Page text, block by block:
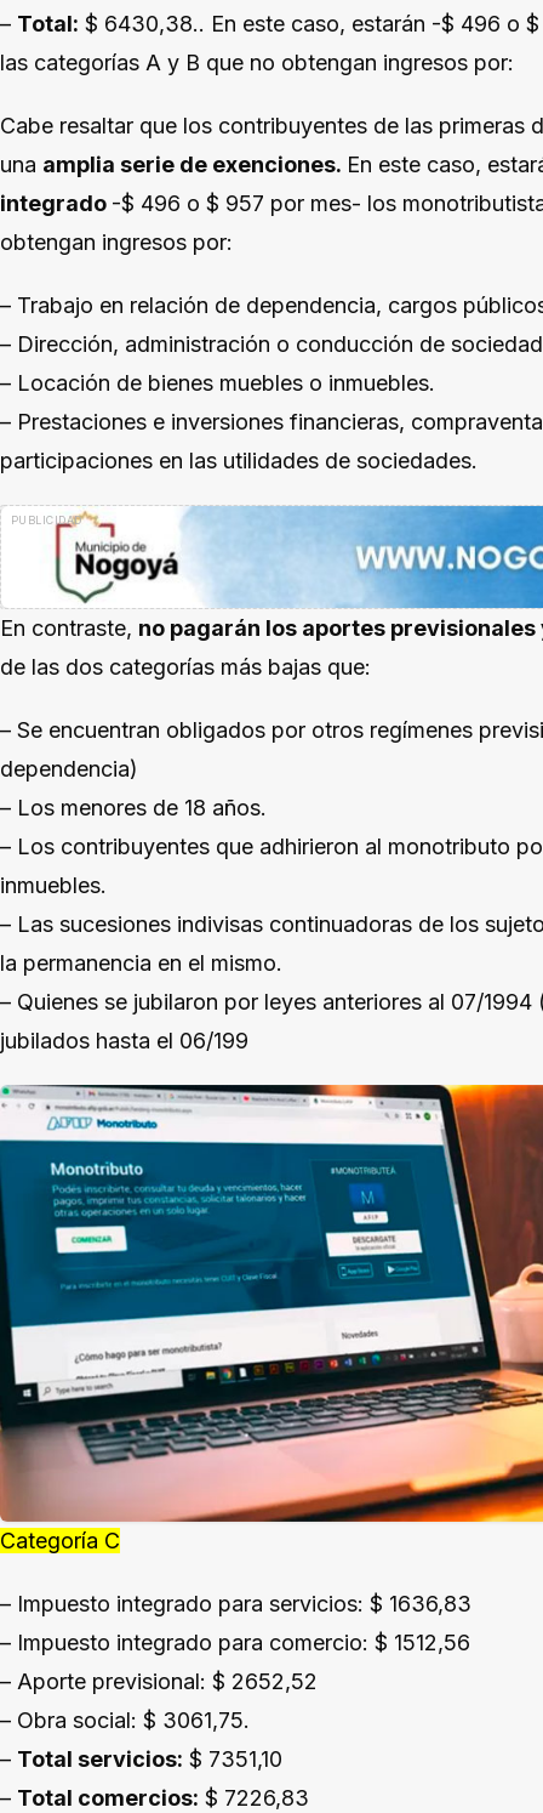
– Total: $ 6430,38.. En este caso, estarán -$ 496 o
las categorías A y B que no obtengan ingresos por:
Cabe resaltar que los contribuyentes de las primeras
una amplia serie de exenciones. En este caso,
integrado -$ 496 o $ 957 por mes- los
obtengan ingresos por:
– Trabajo en relación de dependencia, cargos
– Dirección, administración o conducción de
– Locación de bienes muebles o inmuebles.
– Prestaciones e inversiones financieras,
participaciones en las utilidades de sociedades.
En contraste, no pagarán los aportes
de las dos categorías más bajas que:
– Se encuentran obligados por otros regímenes
dependencia)
– Los menores de 18 años.
– Los contribuyentes que adhirieron al monotributo
inmuebles.
– Las sucesiones indivisas continuadoras de los
la permanencia en el mismo.
– Quienes se jubilaron por leyes anteriores al 07/
jubilados hasta el 06/199
Categoría C
– Impuesto integrado para servicios: $ 1636,83
– Impuesto integrado para comercio: $ 1512,56
– Aporte previsional: $ 2652,52
– Obra social: $ 3061,75.
– Total servicios: $ 7351,10
– Total comercios: $ 7226,83